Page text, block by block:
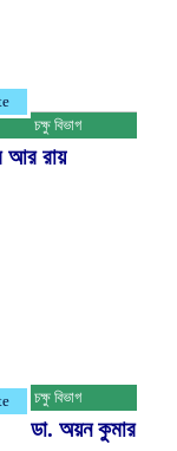
চক্ষু বিভাগ
আর রায়
চক্ষু বিভাগ
ডা. অয়ন কুমার